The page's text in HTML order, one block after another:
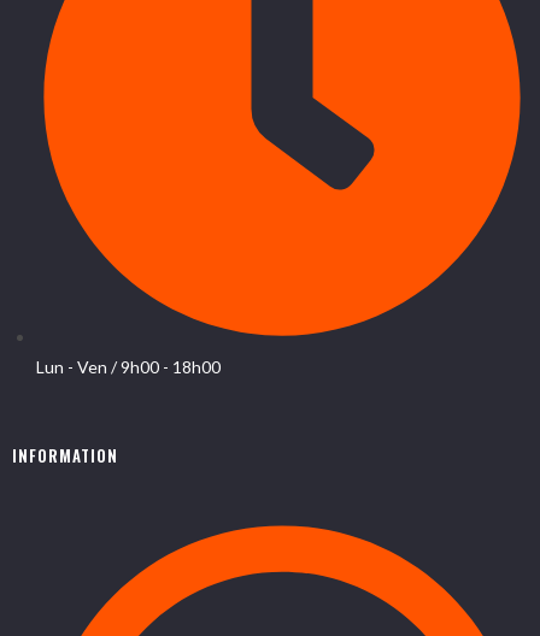
Lun - Ven / 9h00 - 18h00
INFORMATION